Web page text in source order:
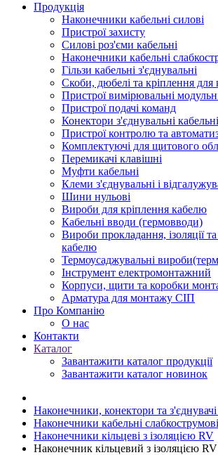
Продукція
Наконечники кабельні силові
Пристрої захисту
Силові роз'єми кабельні
Наконечники кабельні
Гільзи кабельні з'єднувальні
Скоби, дюбелі та кріплення для
Пристрої вимірювальні
Пристрої подачі команд
Конектори з'єднувальні кабельні
Пристрої контролю та
Комплектуючі для щитового
Перемикачі клавішні
Муфти кабельні
Клеми з'єднувальні і
Шини нульові
Вироби для кріплення кабелю
Кабельні вводи (гермовводи)
Вироби прокладання, iзоляції
кабелю
Термоусаджувальні
Інструмент електромонтажний
Корпуси, щити та коробки
Арматура для монтажу СІП
Про Компанію
О нас
Контакти
Каталог
Завантажити каталог продукції
Завантажити каталог новинок
Наконечники, конектори та з'єднувачі
Наконечники кабельні слабкострумові
Наконечники кільцеві з ізоляцією RV
Наконечник кільцевий з ізоляцією